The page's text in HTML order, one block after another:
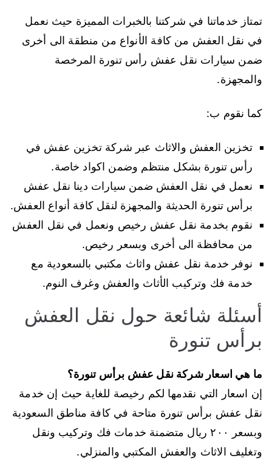
تمتاز خدماتنا في شركتنا بالخبرات المميزة حيث نعمل
في نقل العفش من كافة الأنواع من منطقة الى أخرى
ضمن سيارات نقل عفش رأس تنورة المرخصة
والمجهزة.
كما نقوم ب:
تخزين العفش والاثاث عبر شركة تخزين عفش في
رأس تنورة بشكل منتظم وضمن اكواد خاصة.
نعمل في نقل العفش ضمن سيارات دينا نقل عفش
برأس تنورة الحديثة والمجهزة لنقل كافة أنواع العفش.
نقوم بخدمة نقل عفش رخيص ونعمل في نقل العفش
من محافظة الى أخرى وبسعر رخيص.
نوفر خدمة نقل عفش واثاث مكتبي بالسعودية مع
خدمة فك وتركيب الأثاث والعفش وغرف النوم.
أسئلة شائعة حول نقل العفش
برأس تنورة
ما هي اسعار شركة نقل عفش برأس تنورة؟
إن اسعار التي نقدمها لكم رخيصة للغاية حيث إن خدمة
نقل عفش برأس تنورة متاحة في كافة مناطق السعودية
وبسعر ٢٠٠ ريال متضمنة خدمات فك وتركيب ونقل
وتغليف الاثاث والعفش المكتبي والمنزلي.